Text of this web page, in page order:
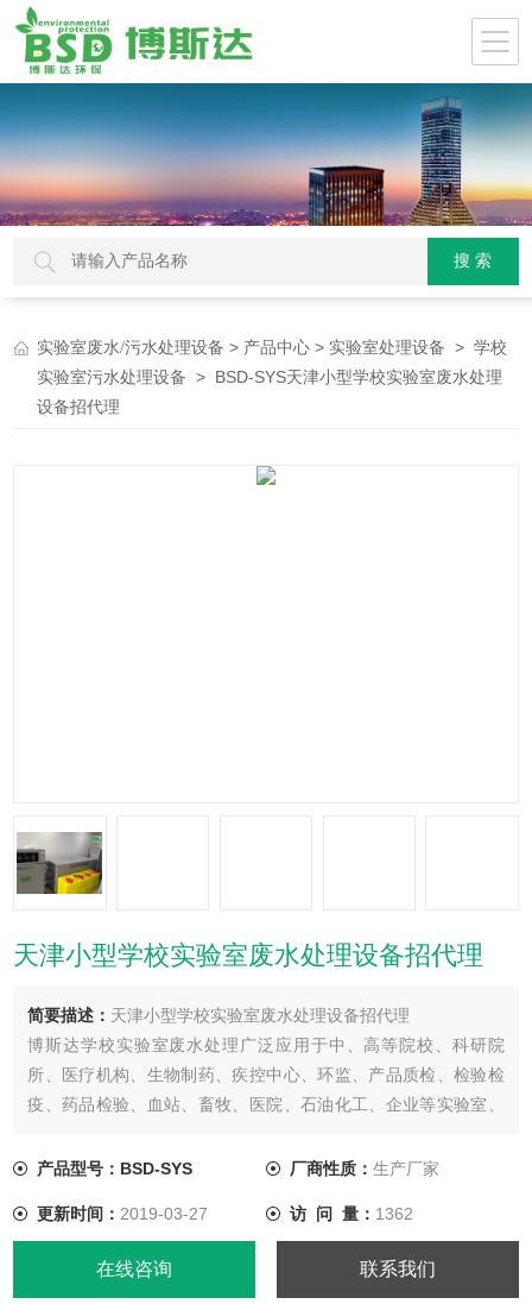
实验室废水/污水处理设备 > 产品中心 > 实验室处理设备 >学校
实验室污水处理设备 > BSD-SYS天津小型学校实验室废水处理
设备招代理
天津小型学校实验室废水处理设备招代理
简要描述： 天津小型学校实验室废水处理设备招代理
博斯达学校实验室废水处理广泛应用于中、高等院校、科研院
所、医疗机构、生物制药、疾控中心、环监、产品质检、检验检
疫、药品检验、血站、畜牧、医院、石油化工、企业等实验室、
【GB8978-1996】中的一级、二级、三级标准，处理后的污水可
再利用。
产品型号：BSD-SYS 厂商性质： 生产厂家
更新时间： 2019-03-27 访 问 量： 1362
在线咨询 联系我们